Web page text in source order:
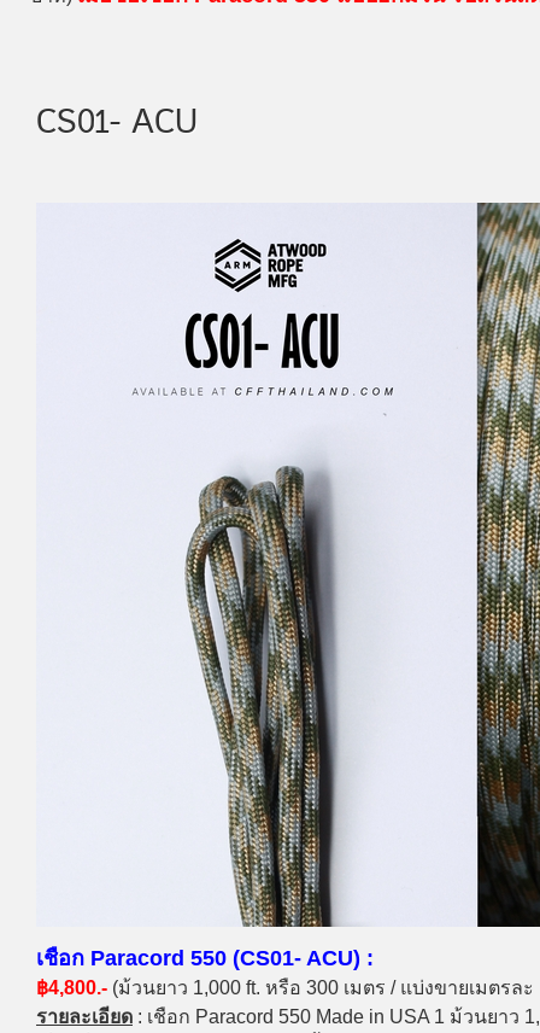
CS01- ACU
เชือก Paracord 550 (CS01- ACU) :
฿4,800.- (ม้วนยาว 1,000 ft. หรือ 300 เมตร / แบ่งขายเมตรล
รายละเอียด : เชือก Paracord 550 Made in USA 1 ม้วนยาว